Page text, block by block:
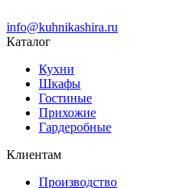
info@kuhnikashira.ru
Каталог
Кухни
Шкафы
Гостиные
Прихожие
Гардеробные
Клиентам
Производство